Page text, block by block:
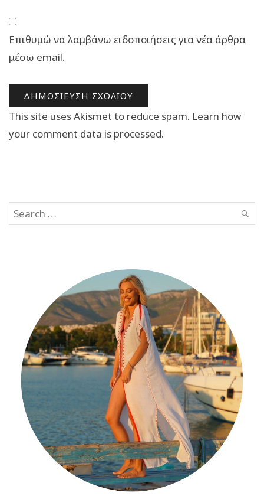
Επιθυμώ να λαμβάνω ειδοποιήσεις για νέα άρθρα
μέσω email.
This site uses Akismet to reduce spam. Learn how
your comment data is processed.
Search
for: